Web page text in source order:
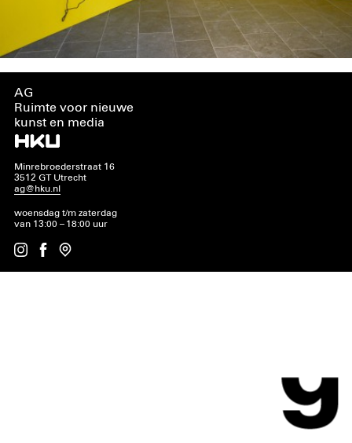
AG
Ruimte voor nieuwe
kunst en media
Minrebroederstraat 16
3512 GT Utrecht
ag@hku.nl
woensdag t/m zaterdag
van 13:00 – 18:00 uur